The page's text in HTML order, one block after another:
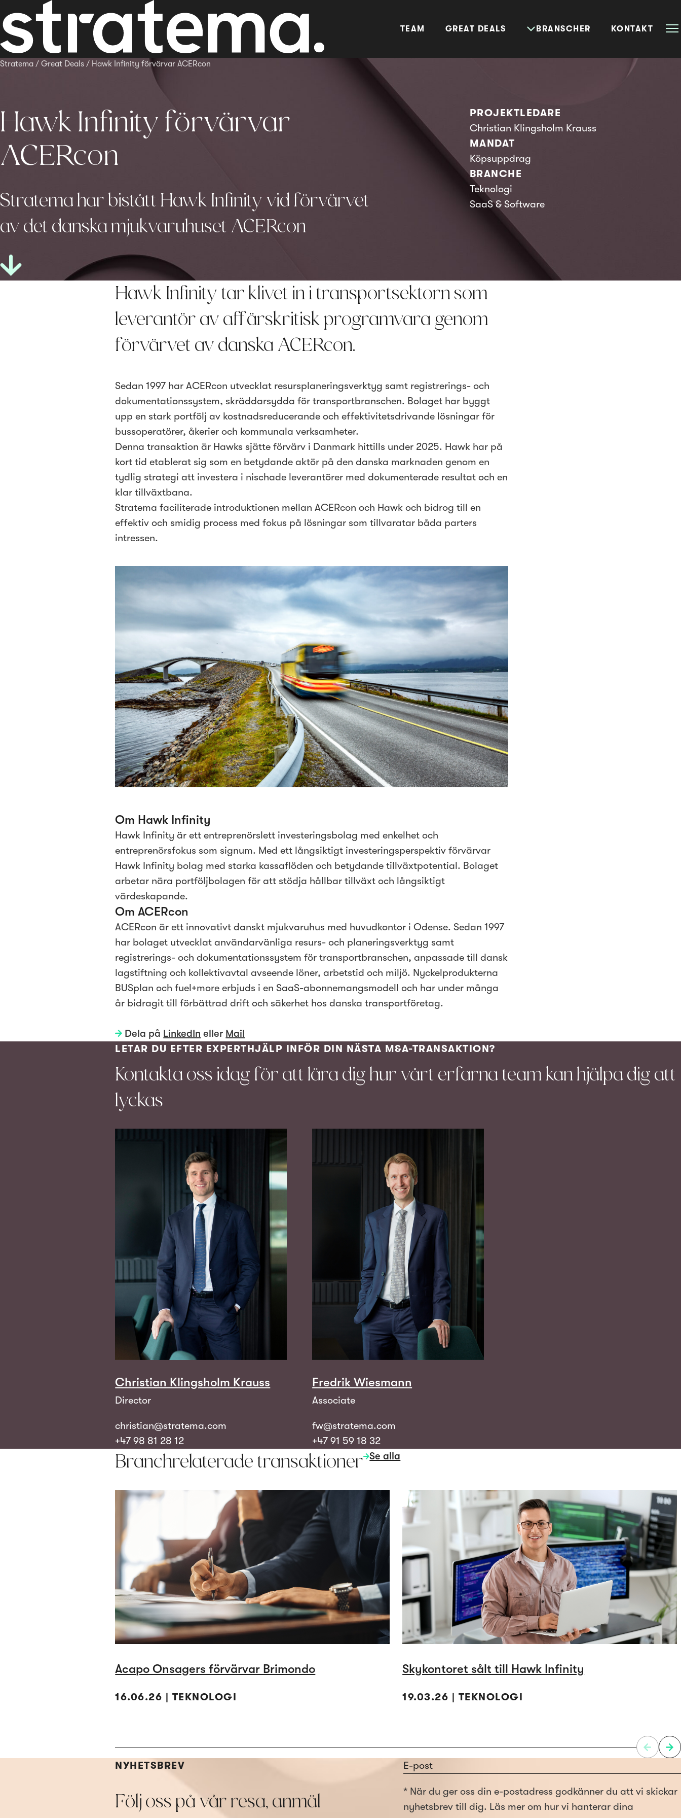
TEAM GREAT DEALS BRANSCHER KONTAKT
Stratema / Great Deals / Hawk Infinity förvärvar ACERcon
Hawk Infinity förvärvar
ACERcon
Stratema har bistått Hawk Infinity vid förvärvet
av det danska mjukvaruhuset ACERcon
PROJEKTLEDARE
Christian Klingsholm Krauss
MANDAT
Köpsuppdrag
BRANCHE
Teknologi
SaaS & Software
Hawk Infinity tar klivet in i transportsektorn som
leverantör av affärskritisk programvara genom
förvärvet av danska ACERcon.
Sedan 1997 har ACERcon utvecklat resursplaneringsverktyg samt registrerings- och
dokumentationssystem, skräddarsydda för transportbranschen. Bolaget har byggt
upp en stark portfölj av kostnadsreducerande och effektivitetsdrivande lösningar för
bussoperatörer, åkerier och kommunala verksamheter.
Denna transaktion är Hawks sjätte förvärv i Danmark hittills under 2025. Hawk har på
kort tid etablerat sig som en betydande aktör på den danska marknaden genom en
tydlig strategi att investera i nischade leverantörer med dokumenterade resultat och en
klar tillväxtbana.
Stratema faciliterade introduktionen mellan ACERcon och Hawk och bidrog till en
effektiv och smidig process med fokus på lösningar som tillvaratar båda parters
intressen.
Om Hawk Infinity
Hawk Infinity är ett entreprenörslett investeringsbolag med enkelhet och
entreprenörsfokus som signum. Med ett långsiktigt investeringsperspektiv förvärvar
Hawk Infinity bolag med starka kassaflöden och betydande tillväxtpotential. Bolaget
arbetar nära portföljbolagen för att stödja hållbar tillväxt och långsiktigt
värdeskapande.
Om ACERcon
ACERcon är ett innovativt danskt mjukvaruhus med huvudkontor i Odense. Sedan 1997
har bolaget utvecklat användarvänliga resurs- och planeringsverktyg samt
registrerings- och dokumentationssystem för transportbranschen, anpassade till dansk
lagstiftning och kollektivavtal avseende löner, arbetstid och miljö. Nyckelprodukterna
BUSplan och fuel+more erbjuds i en SaaS-abonnemangsmodell och har under många
år bidragit till förbättrad drift och säkerhet hos danska transportföretag.
Dela på LinkedIn eller Mail
LETAR DU EFTER EXPERTHJÄLP INFÖR DIN NÄSTA M&A-TRANSAKTION?
Kontakta oss idag för att lära dig hur vårt erfarna team kan hjälpa dig att
lyckas
Christian Klingsholm Krauss
Director
christian@stratema.com
+47 98 81 28 12
Fredrik Wiesmann
Associate
fw@stratema.com
+47 91 59 18 32
Branchrelaterade transaktioner Se alla
Acapo Onsagers förvärvar Brimondo
16.06.26 | TEKNOLOGI
Skykontoret sålt till Hawk Infinity
19.03.26 | TEKNOLOGI
NYHETSBREV
Följ oss på vår resa, anmäl
Section
* När du ger oss din e-postadress godkänner du att vi skickar
nyhetsbrev till dig. Läs mer om hur vi hanterar dina